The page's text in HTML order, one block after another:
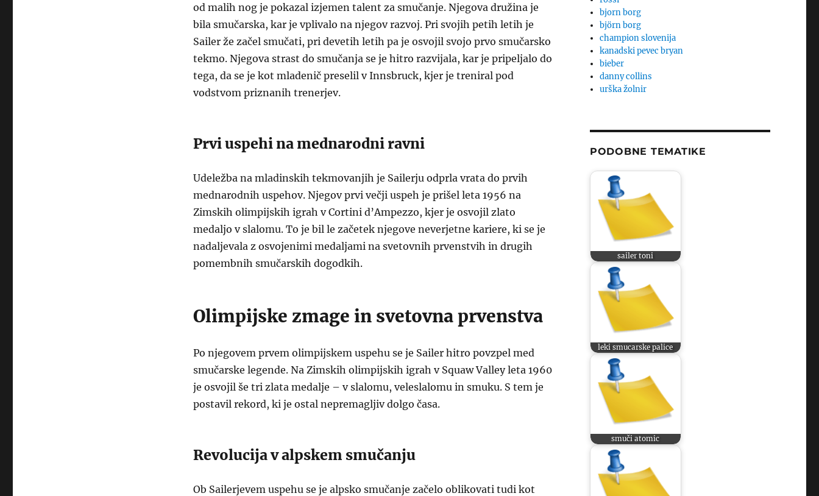
od malih nog je pokazal izjemen talent za smučanje. Njegova družina je
bila smučarska, kar je vplivalo na njegov razvoj. Pri svojih petih letih je
Sailer že začel smučati, pri devetih letih pa je osvojil svojo prvo smučarsko
tekmo. Njegova strast do smučanja se je hitro razvijala, kar je pripeljalo do
tega, da se je kot mladenič preselil v Innsbruck, kjer je treniral pod
vodstvom priznanih trenerjev.
Prvi uspehi na mednarodni ravni
Udeležba na mladinskih tekmovanjih je Sailerju odprla vrata do prvih
mednarodnih uspehov. Njegov prvi večji uspeh je prišel leta 1956 na
Zimskih olimpijskih igrah v Cortini d’Ampezzo, kjer je osvojil zlato
medaljo v slalomu. To je bil le začetek njegove neverjetne kariere, ki se je
nadaljevala z osvojenimi medaljami na svetovnih prvenstvih in drugih
pomembnih smučarskih dogodkih.
Olimpijske zmage in svetovna prvenstva
Po njegovem prvem olimpijskem uspehu se je Sailer hitro povzpel med
smučarske legende. Na Zimskih olimpijskih igrah v Squaw Valley leta 1960
je osvojil še tri zlata medalje – v slalomu, veleslalomu in smuku. S tem je
postavil rekord, ki je ostal nepremagljiv dolgo časa.
Revolucija v alpskem smučanju
Ob Sailerjevem uspehu se je alpsko smučanje začelo oblikovati tudi kot
bjorn borg
björn borg
champion slovenija
kanadski pevec bryan
bieber
danny collins
urška žolnir
PODOBNE TEMATIKE
sailer toni
leki smucarske palice
smuči atomic